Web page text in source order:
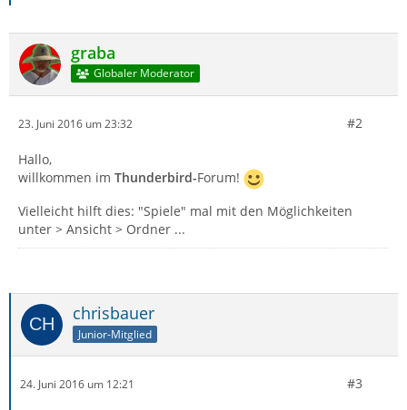
graba
Globaler Moderator
23. Juni 2016 um 23:32 #2
Hallo,
willkommen im Thunderbird-Forum!
Vielleicht hilft dies: "Spiele" mal mit den Möglichkeiten
unter > Ansicht > Ordner ...
chrisbauer
Junior-Mitglied
24. Juni 2016 um 12:21 #3